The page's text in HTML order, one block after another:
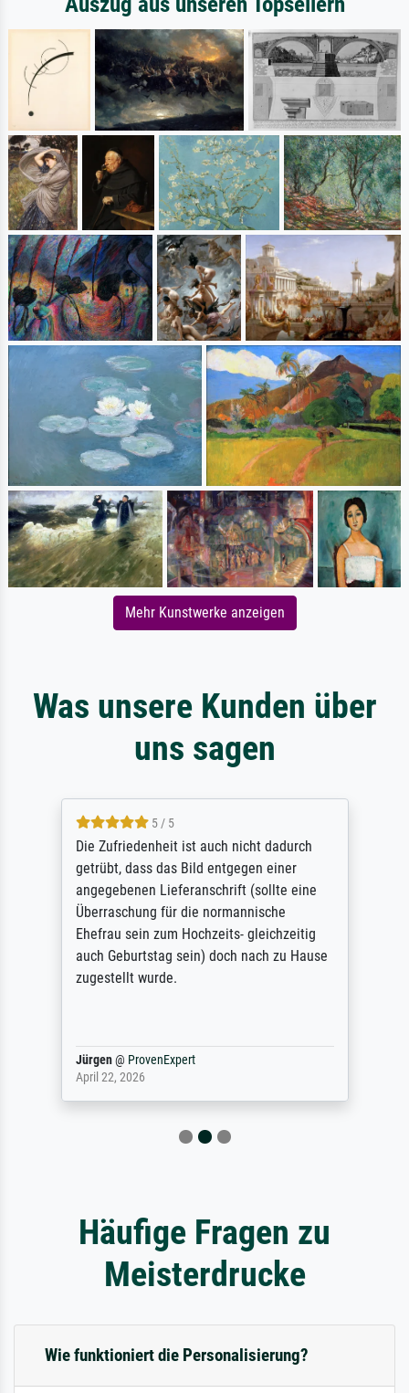
Mehr Kunstwerke anzeigen
Was unsere Kunden über
uns sagen
5 / 5
Die Zufriedenheit ist auch nicht dadurch
getrübt, dass das Bild entgegen einer
angegebenen Lieferanschrift (sollte eine
Überraschung für die normannische
Ehefrau sein zum Hochzeits- gleichzeitig
auch Geburtstag sein) doch nach zu Hause
zugestellt wurde.
Jürgen@ ProvenExpert
April 22, 2026
Häufige Fragen zu
Meisterdrucke
Wie funktioniert die Personalisierung?